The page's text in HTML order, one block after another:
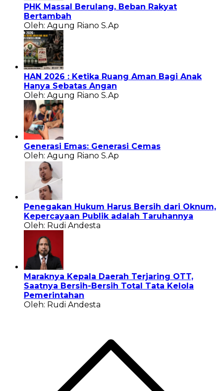
PHK Massal Berulang, Beban Rakyat
Bertambah
Oleh: Agung Riano S.Ap
HAN 2026 : Ketika Ruang Aman Bagi Anak
Hanya Sebatas Angan
Oleh: Agung Riano S.Ap
Generasi Emas: Generasi Cemas
Oleh: Agung Riano S.Ap
Penegakan Hukum Harus Bersih dari Oknum,
Kepercayaan Publik adalah Taruhannya
Oleh: Rudi Andesta
Maraknya Kepala Daerah Terjaring OTT,
Saatnya Bersih-Bersih Total Tata Kelola
Pemerintahan
Oleh: Rudi Andesta